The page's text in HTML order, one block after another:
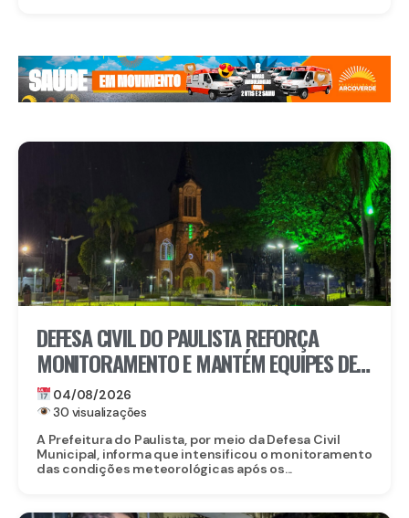
DEFESA CIVIL DO PAULISTA REFORÇA
MONITORAMENTO E MANTÉM EQUIPES DE
PRONTIDÃO DIANTE DA PREVISÃO DE
CHUVAS
04/08/2026
30 visualizações
A Prefeitura do Paulista, por meio da Defesa Civil
Municipal, informa que intensificou o monitoramento
das condições meteorológicas após os...